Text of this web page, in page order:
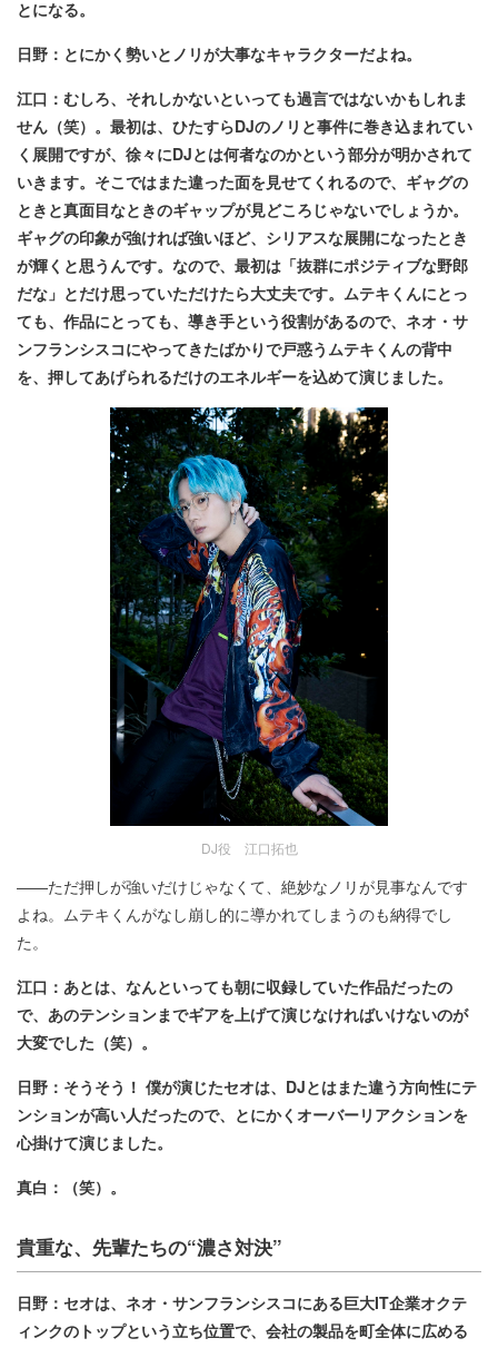
とになる。
日野：とにかく勢いとノリが大事なキャラクターだよね。
江口：むしろ、それしかないといっても過言ではないかもしれま
せん（笑）。最初は、ひたすらDJのノリと事件に巻き込まれてい
く展開ですが、徐々にDJとは何者なのかという部分が明かされて
いきます。そこではまた違った面を見せてくれるので、ギャグの
ときと真面目なときのギャップが見どころじゃないでしょうか。
ギャグの印象が強ければ強いほど、シリアスな展開になったとき
が輝くと思うんです。なので、最初は「抜群にポジティブな野郎
だな」とだけ思っていただけたら大丈夫です。ムテキくんにとっ
ても、作品にとっても、導き手という役割があるので、ネオ・サ
ンフランシスコにやってきたばかりで戸惑うムテキくんの背中
を、押してあげられるだけのエネルギーを込めて演じました。
DJ役 江口拓也
――ただ押しが強いだけじゃなくて、絶妙なノリが見事なんです
よね。ムテキくんがなし崩し的に導かれてしまうのも納得でし
た。
江口：あとは、なんといっても朝に収録していた作品だったの
で、あのテンションまでギアを上げて演じなければいけないのが
大変でした（笑）。
日野：そうそう！ 僕が演じたセオは、DJとはまた違う方向性にテ
ンションが高い人だったので、とにかくオーバーリアクションを
心掛けて演じました。
真白：（笑）。
貴重な、先輩たちの“濃さ対決”
日野：セオは、ネオ・サンフランシスコにある巨大IT企業オクテ
ィンクのトップという立ち位置で、会社の製品を町全体に広める